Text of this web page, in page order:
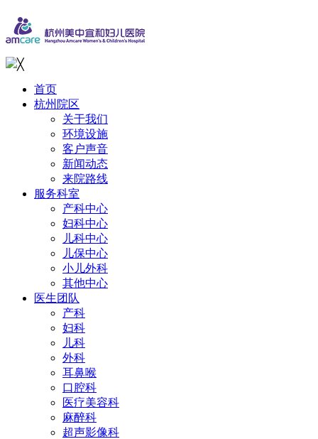
╳
首页
杭州院区
关于我们
环境设施
客户声音
新闻动态
来院路线
服务科室
产科中心
妇科中心
儿科中心
儿保中心
小儿外科
其他中心
医生团队
产科
妇科
儿科
外科
耳鼻喉
口腔科
医疗美容科
麻醉科
超声影像科